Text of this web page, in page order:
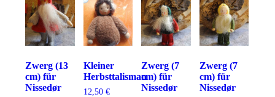
Zwerg (13
cm) für
Nissedør
Kleiner
Herbsttalisman
12,50 €
Zwerg (7
cm) für
Nissedør
Zwerg (7
cm) für
Nissedør